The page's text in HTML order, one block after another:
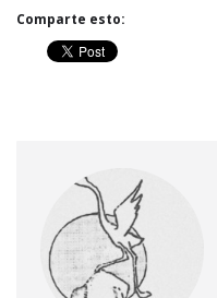
Comparte esto: